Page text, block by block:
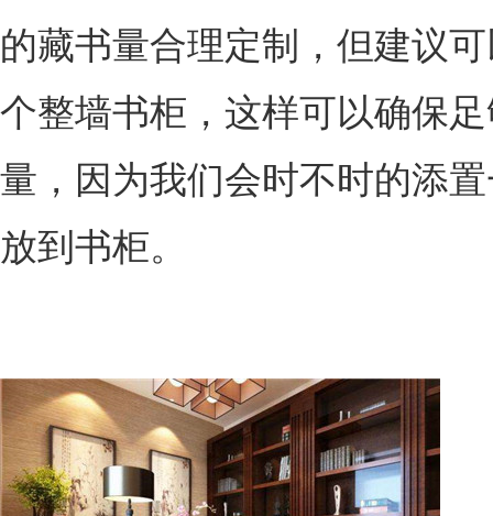
的藏书量合理定制，但建议
个整墙书柜，这样可以确保
量，因为我们会时不时的添
放到书柜。